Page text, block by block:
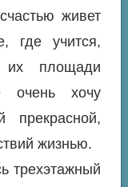
живет
где учится,
площади
очень хочу
прекрасной,
жизнью.
трехэтажный